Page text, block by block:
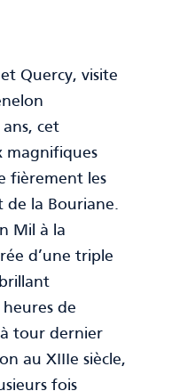
Quercy, visite
cet
magnifiques
fièrement les
de la Bouriane.
Mil à la
d’une triple
de
à tour dernier
au XIIIe siècle,
fois